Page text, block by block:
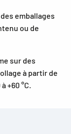
emballages
ou de
sur des
à partir de
+60 °C.